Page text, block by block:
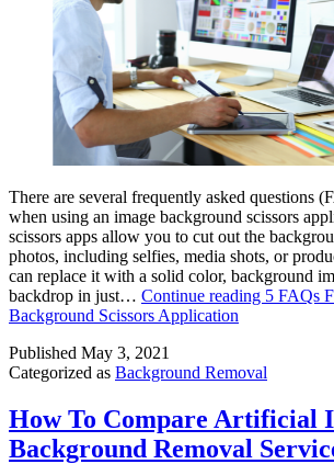
There are several frequently asked questions
when using an image background scissors
scissors apps allow you to cut out the
photos, including selfies, media shots, or
can replace it with a solid color, background
backdrop in just… Continue reading 5 FAQs
Background Scissors Application
Published May 3, 2021
Categorized as Background Removal
How To Compare Artificial
Background Removal